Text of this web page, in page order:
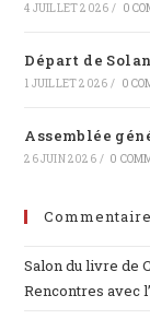
4 JUILLET 2026 / 0
Départ de
1 JUILLET 2026 / 0
Assemblée
26 JUIN 2026 / 0
Salon du livre de
Rencontres avec